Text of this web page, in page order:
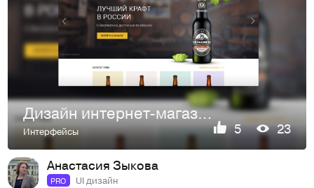
Дизайн интернет-магазина крафтового пива: каталог и главная страница
Интерфейсы 5 23
Анастасия Зыкова
PRO UI дизайн